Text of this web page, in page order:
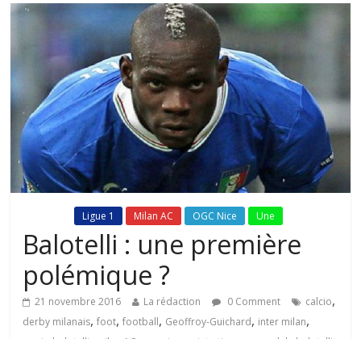
Ligue 1 Milan AC OGC Nice Une
Balotelli : une première
polémique ?
21 novembre 2016 La rédaction 0 Comment calcio,
derby milanais,foot,football, Geoffroy-Guichard, inter milan,